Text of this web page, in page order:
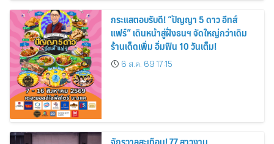
กระแสตอบรับดี! “ปัญญา 5 ดาว อีทส์
แฟร์” เดินหน้าสู่ฝั่งธนฯ จัดใหญ่กว่าเดิม
ร้านเด็ดเพิ่ม อิ่มฟิน 10 วันเต็ม!
6 ส.ค. 69 17:15